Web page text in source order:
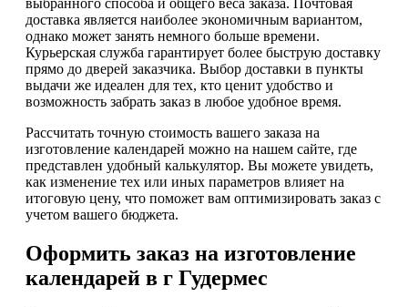
доставка является наиболее экономичным вариантом,
однако может занять немного больше времени.
Курьерская служба гарантирует более быструю доставку
прямо до дверей заказчика. Выбор доставки в пункты
выдачи же идеален для тех, кто ценит удобство и
возможность забрать заказ в любое удобное время.
Рассчитать точную стоимость вашего заказа на
изготовление календарей можно на нашем сайте, где
представлен удобный калькулятор. Вы можете увидеть,
как изменение тех или иных параметров влияет на
итоговую цену, что поможет вам оптимизировать заказ с
учетом вашего бюджета.
Оформить заказ на изготовление
календарей в г Гудермес